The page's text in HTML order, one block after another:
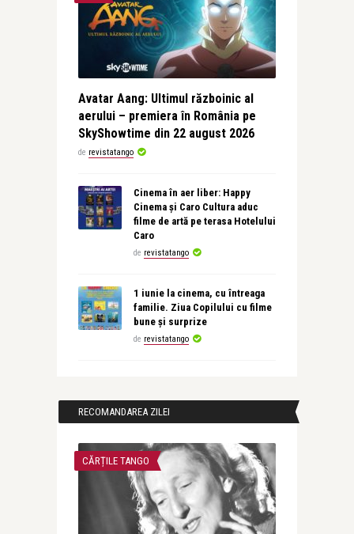
Avatar Aang: Ultimul războinic al
aerului – premiera în România pe
SkyShowtime din 22 august 2026
de revistatango
Cinema în aer liber: Happy
Cinema și Caro Cultura aduc
filme de artă pe terasa Hotelului
Caro
de revistatango
1 iunie la cinema, cu întreaga
familie. Ziua Copilului cu filme
bune și surprize
de revistatango
RECOMANDAREA ZILEI
CĂRȚILE TANGO